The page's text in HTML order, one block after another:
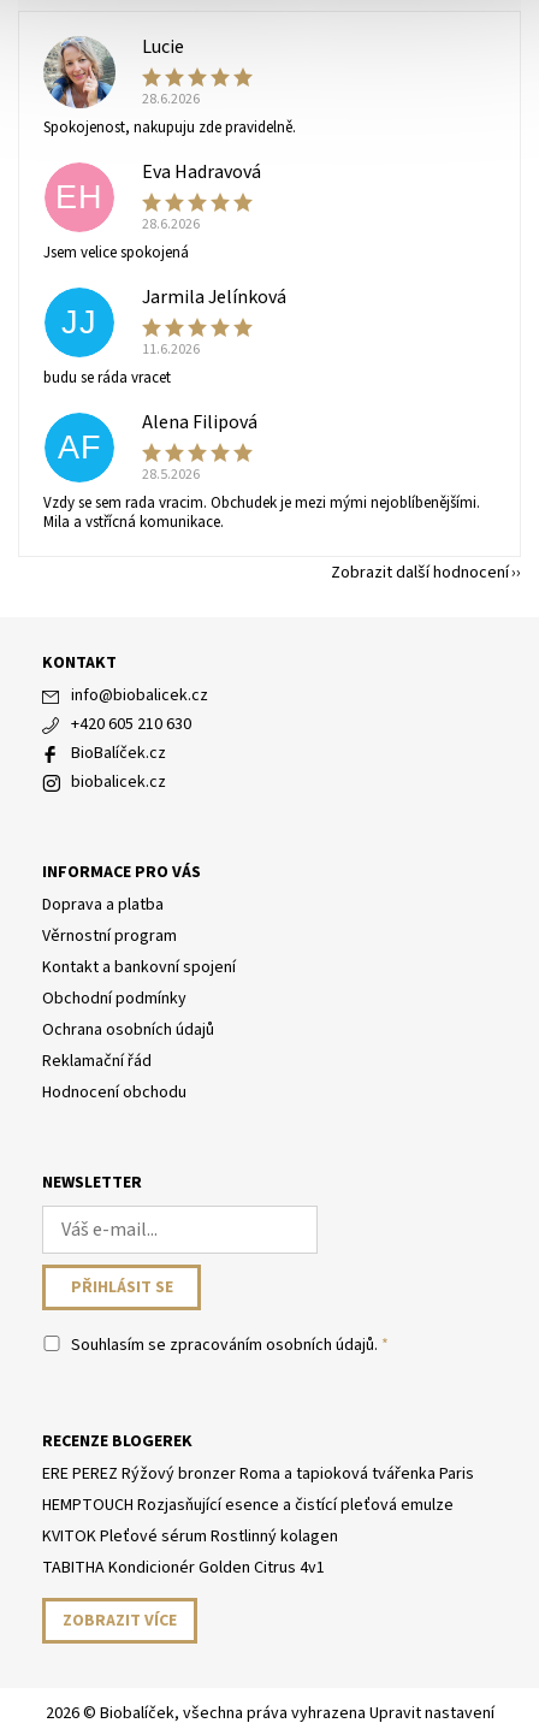
Vaše osobní údaje budou zpracovány dle
ochrany osobních údajů
L
Lucie
28.6.2026
Spokojenost, nakupuju zde pravidelně.
EH
Eva Hadravová
28.6.2026
Jsem velice spokojená
JJ
Jarmila Jelínková
11.6.2026
budu se ráda vracet
AF
Alena Filipová
28.5.2026
Vzdy se sem rada vracim. Obchudek je mezi mými nejoblíbenějšími.
Mila a vstřícná komunikace.
Zobrazit další hodnocení
KONTAKT
info@biobalicek.cz
+420 605 210 630
BioBalíček.cz
biobalicek.cz
INFORMACE PRO VÁS
Doprava a platba
Věrnostní program
Kontakt a bankovní spojení
Obchodní podmínky
Ochrana osobních údajů
Reklamační řád
Hodnocení obchodu
NEWSLETTER
Souhlasím se zpracováním osobních údajů.
RECENZE BLOGEREK
ERE PEREZ Rýžový bronzer Roma a tapioková tvářenka Paris
HEMPTOUCH Rozjasňující esence a čistící pleťová emulze
KVITOK Pleťové sérum Rostlinný kolagen
TABITHA Kondicionér Golden Citrus 4v1
ZOBRAZIT VÍCE
2026 © Biobalíček, všechna práva vyhrazena Upravit nastavení